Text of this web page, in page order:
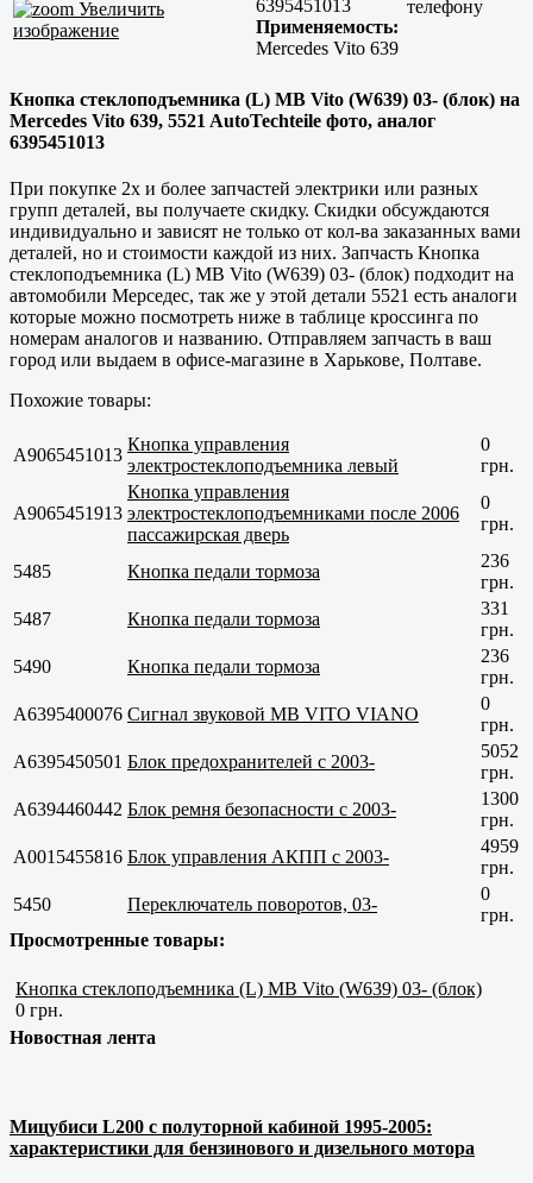
Увеличить
изображение
6395451013
Применяемость:
Mercedes Vito 639
телефону
Кнопка стеклоподъемника (L) MB Vito (W639) 03- (блок) на
Mercedes Vito 639, 5521 AutoTechteile фото, аналог
6395451013
При покупке 2х и более запчастей электрики или разных
групп деталей, вы получаете скидку. Скидки обсуждаются
индивидуально и зависят не только от кол-ва заказанных вами
деталей, но и стоимости каждой из них. Запчасть Кнопка
стеклоподъемника (L) MB Vito (W639) 03- (блок) подходит на
автомобили Мерседес, так же у этой детали 5521 есть аналоги
которые можно посмотреть ниже в таблице кроссинга по
номерам аналогов и названию. Отправляем запчасть в ваш
город или выдаем в офисе-магазине в Харькове, Полтаве.
Похожие товары:
A9065451013
Кнопка управления
электростеклоподъемника левый
0
грн.
A9065451913
Кнопка управления
электростеклоподъемниками после 2006
пассажирская дверь
0
грн.
5485 Кнопка педали тормоза
236
грн.
5487
Кнопка педали тормоза
331
грн.
5490
Кнопка педали тормоза
236
грн.
A6395400076 Сигнал звуковой MB VITO VIANO
0
грн.
A6395450501 Блок предохранителей с 2003-
5052
грн.
A6394460442 Блок ремня безопасности с 2003-
1300
грн.
A0015455816 Блок управления АКПП с 2003-
4959
грн.
5450
Переключатель поворотов, 03-
0
грн.
Просмотренные товары:
Кнопка стеклоподъемника (L) MB Vito (W639) 03- (блок)
0 грн.
Новостная лента
Мицубиси L200 с полуторной кабиной 1995-2005:
характеристики для бензинового и дизельного мотора